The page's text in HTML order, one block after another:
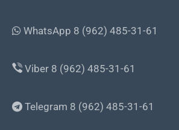
WhatsApp 8 (962) 485-31-61
Viber 8 (962) 485-31-61
Telegram 8 (962) 485-31-61